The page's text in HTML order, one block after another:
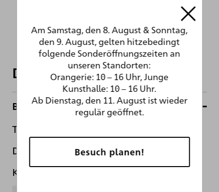
Daten und Fakten
Basisdaten
Titel
Die Toilette der Griechin
Künstler*in
Am Samstag, den 8. August & Sonntag,
den 9. August, gelten hitzebedingt
folgende Sonderöffnungszeiten an
unseren Standorten:
Orangerie: 10 – 16 Uhr, Junge
Kunsthalle: 10 – 16 Uhr.
Ab Dienstag, den 11. August ist wieder
regulär geöffnet.
Besuch planen!